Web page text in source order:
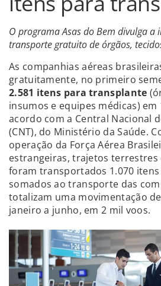
O programa Asas do Bem divulga a
transporte gratuito de órgãos,
As companhias aéreas
gratuitamente, no primeiro
2.581 itens para transplante
insumos e equipes médicas) em
acordo com a Central Nacional
(CNT), do Ministério da Saúde.
operação da Força Aérea
estrangeiras, trajetos terrestres
foram transportados 1.070 itens
somados ao transporte das
totalizam uma movimentação
janeiro a junho, em 2 mil voos.